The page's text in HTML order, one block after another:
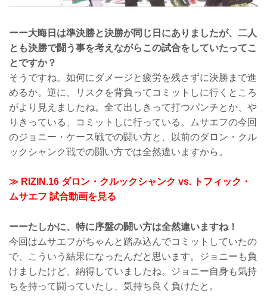
ーー大晦日は準決勝と決勝が同じ日にありましたが、二人
とも決勝で闘う事を考えながらこの試合をしていたってこ
とですか？
そうですね。如何にダメージと疲労を残さずに決勝まで進
めるか。逆に、リスクを背負ってコミットしに行くところ
がより見えましたね。全て出しきって打つパンチとか、や
りきっている、コミットしに行っている。ムサエフの今回
のジョニー・ケース戦での闘い方と、以前のダロン・クル
ックシャンク戦での闘い方では全然違いますから。
≫ RIZIN.16 ダロン・クルックシャンク vs. トフィック・
ムサエフ 試合動画を見る
ーーたしかに、特に序盤の闘い方は全然違いますね！
今回はムサエフがちゃんと踏み込んでコミットしていたの
で、こういう結果になったんだと思います。ジョニーも負
けましたけど、納得していましたね。ジョニー自身も気持
ちを持って闘っていたし、気持ち良く負けたと。